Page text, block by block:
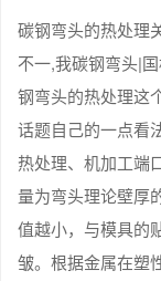
碳钢弯头的热处理
不一,我碳钢弯头|
钢弯头的热处理这
话题自己的一点看
热处理、机加工端
量为弯头理论壁厚
值越小，与模具的
皱。根据金属在塑